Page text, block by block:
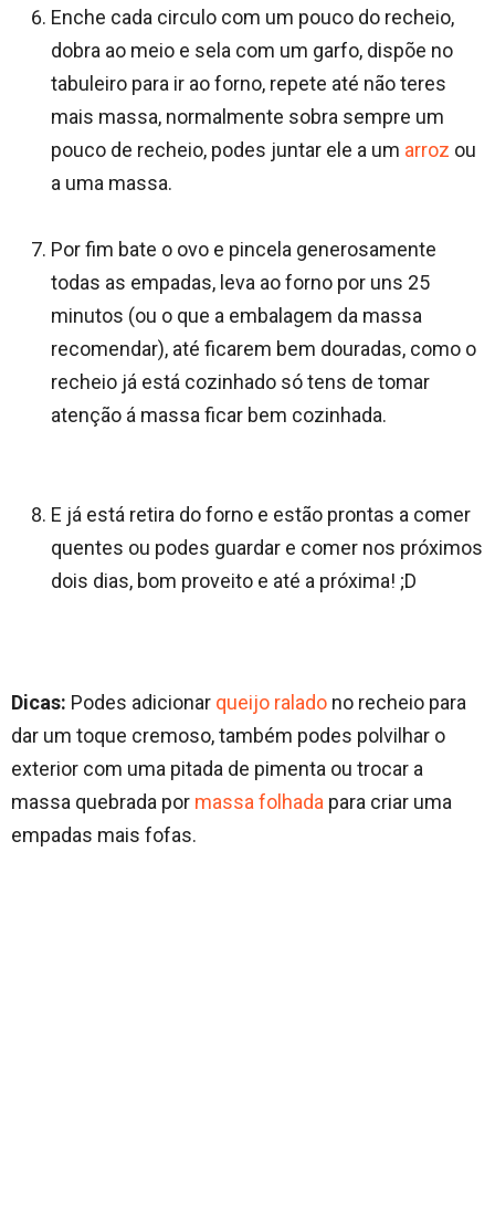
Enche cada circulo com um pouco do recheio,
dobra ao meio e sela com um garfo, dispõe no
tabuleiro para ir ao forno, repete até não teres
mais massa, normalmente sobra sempre um
pouco de recheio, podes juntar ele a um arroz ou
a uma massa.
Por fim bate o ovo e pincela generosamente
todas as empadas, leva ao forno por uns 25
minutos (ou o que a embalagem da massa
recomendar), até ficarem bem douradas, como o
recheio já está cozinhado só tens de tomar
atenção á massa ficar bem cozinhada.
E já está retira do forno e estão prontas a comer
quentes ou podes guardar e comer nos próximos
dois dias, bom proveito e até a próxima! ;D
Dicas: Podes adicionar queijo ralado no recheio para
dar um toque cremoso, também podes polvilhar o
exterior com uma pitada de pimenta ou trocar a
massa quebrada por massa folhada para criar uma
empadas mais fofas.